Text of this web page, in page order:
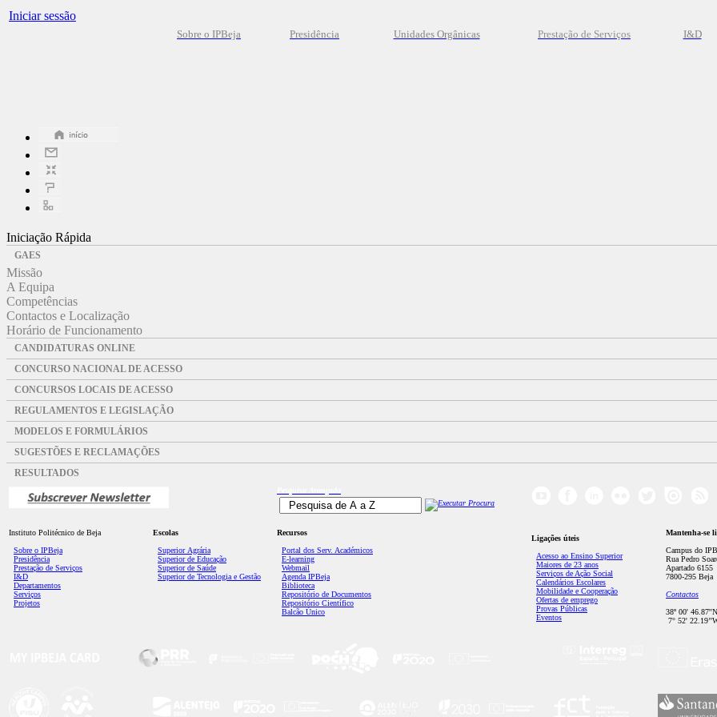
Iniciar sessão
Sobre o IPBeja Presidência Unidades Orgânicas Prestação de Serviços I&D
Iniciação Rápida
GAES
Missão
A Equipa
Competências
Contactos e Localização
Horário de Funcionamento
CANDIDATURAS ONLINE
CONCURSO NACIONAL DE ACESSO
CONCURSOS LOCAIS DE ACESSO
REGULAMENTOS E LEGISLAÇÃO
MODELOS E FORMULÁRIOS
SUGESTÕES E RECLAMAÇÕES
RESULTADOS
Instituto Politécnico de Beja
Sobre o IPBeja
Presidência
Prestação de Serviços
I&D
Departamentos
Serviços
Projetos
Escolas
Superior Agrária
Superior de Educação
Superior de Saúde
Superior de Tecnologia e Gestão
Recursos
Portal dos Serv. Académicos
E-learning
Webmail
Agenda IPBeja
Biblioteca
Repositório de Documentos
Repositório Científico
Balcão Único
Ligações úteis
Acesso ao Ensino Superior
Maiores de 23 anos
Serviços de Ação Social
Calendários Escolares
Mobilidade e Cooperação
Ofertas de emprego
Provas Públicas
Eventos
Mantenha-se
Campus do
Rua Pedro
Apartado 6155
7800-295 Beja
Contactos
38º 00' 46.87''N
7° 52'